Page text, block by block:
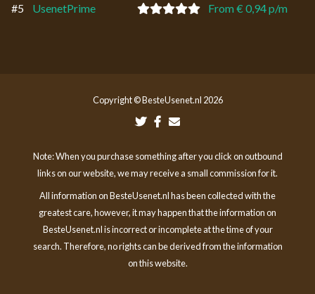
#5
UsenetPrime From € 0,94 p/m
Copyright © BesteUsenet.nl 2026
Note: When you purchase something after you click on outbound
links on our website, we may receive a small commission for it.
All information on BesteUsenet.nl has been collected with the
greatest care, however, it may happen that the information on
BesteUsenet.nl is incorrect or incomplete at the time of your
search. Therefore, no rights can be derived from the information
on this website.